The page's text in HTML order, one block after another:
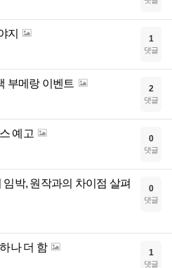
지 1
댓글
부메랑 이벤트 2
댓글
예고 0
댓글
박, 원작과의 차이점 살펴
0
댓글
나 더 함 1
댓글